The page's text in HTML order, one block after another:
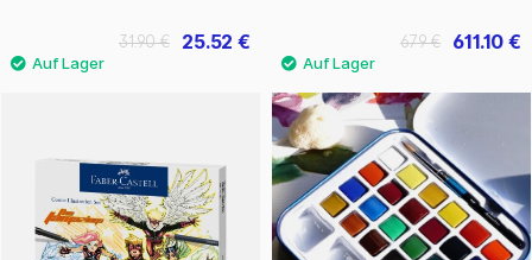
25.52 €
31.90 € 611.10 €
679 €